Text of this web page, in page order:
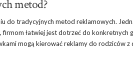
metod?
do tradycyjnych metod reklamowych.
firmom łatwiej jest dotrzeć do konkretnych
mogą kierować reklamy do rodziców z